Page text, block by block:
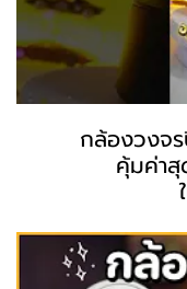
กล้องวงจ
คุ้มค่า